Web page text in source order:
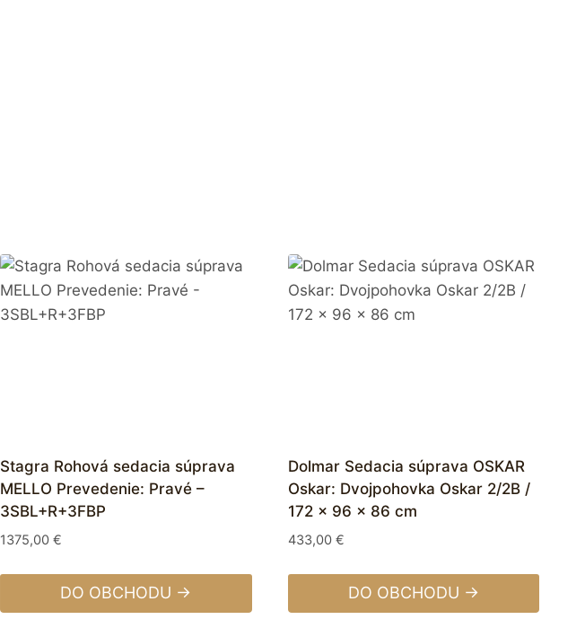
Stagra Rohová sedacia súprava
MELLO Prevedenie: Pravé –
3SBL+R+3FBP
1375,00 €
DO OBCHODU →
Dolmar Sedacia súprava OSKAR
Oskar: Dvojpohovka Oskar 2/2B /
172 x 96 x 86 cm
433,00 €
DO OBCHODU →